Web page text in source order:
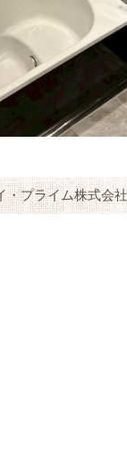
・プライム株式会社